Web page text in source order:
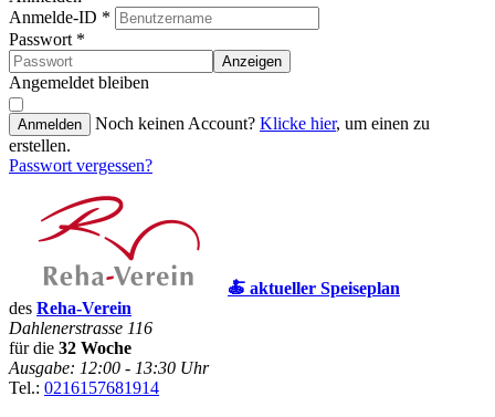
Anmelde-ID *
Passwort *
Anzeigen
Angemeldet bleiben
Anmelden Noch keinen Account? Klicke hier, um einen zu
erstellen.
Passwort vergessen?
🍝 aktueller Speiseplan
des Reha-Verein
Dahlenerstrasse 116
für die 32 Woche
Ausgabe: 12:00 - 13:30 Uhr
Tel.: 0216157681914